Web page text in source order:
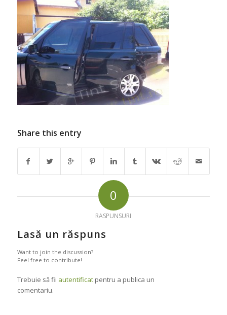
Share this entry
0
RASPUNSURI
Lasă un răspuns
Want to join the discussion?
Feel free to contribute!
Trebuie să fii autentificatpentru a publica un
comentariu.